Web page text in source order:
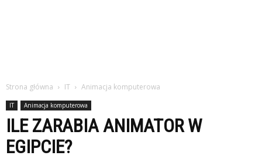
Strona główna IT Animacja komputerowa
IT Animacja komputerowa
ILE ZARABIA ANIMATOR W
EGIPCIE?